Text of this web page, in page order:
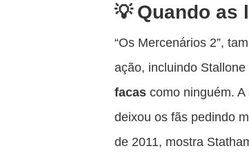
Quando as
“Os Mercenários 2”,
ação, incluindo
facas como ninguém.
deixou os fãs pedindo
de 2011, mostra